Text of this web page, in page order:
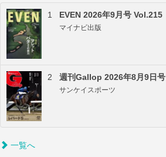
1 EVEN 2026年9月号 Vol.215
マイナビ出版
2 週刊Gallop 2026年8月9日号
サンケイスポーツ
一覧へ